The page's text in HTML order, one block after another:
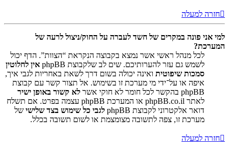
חזרה למעלה
למי אני פונה במקרים של חשד לעברה על החוק/ניצול לרעה של
המערכת?
לכל מנהל ראשי אשר נמצא בקבוצה הנקראת “הצוות”. הדף יכול
לשמש גם עזר להערותיכם. שים לב שלקבוצת phpBB
אין לחלוטין
סמכות שיפוטית ואינה יכולה בשום דרך לשאת באחריות לגבי איך,
איפה או על־ידי מי מערכת זו בשימוש. אל תצור קשר עם קבוצת
phpBB בהקשר לכל חומר לא חוקי אשר
לא קשור באופן ישיר
לאתר phpBB.co.il או המערכת phpBB עצמה בפרט. אם תשלח
דואר אלקטרוני לקבוצת phpBB
לגבי כל שימוש בצד שלישי של
מערכת זו, צפה לתשובה מצומצמת או לשום תשובה בכלל.
חזרה למעלה